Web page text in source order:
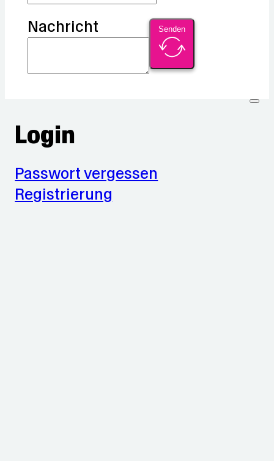
Nachricht Senden
Login
Passwort vergessen
Registrierung